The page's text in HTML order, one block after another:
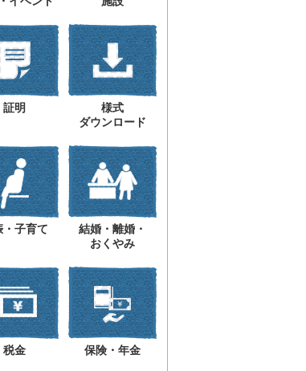
証明
様式
ダウンロード
・子育て
結婚・離婚・
おくやみ
税金 保険・年金